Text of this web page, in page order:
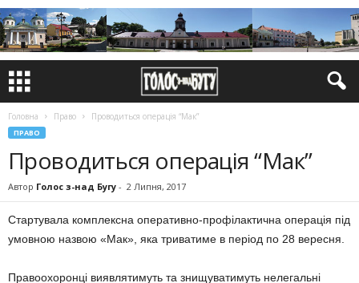
Головна Право Проводиться операція “Мак”
ПРАВО
Проводиться операція “Мак”
Автор Голос з-над Бугу - 2 Липня, 2017
Стартувала комплексна оперативно-профілактична операція під
умовною назвою «Мак», яка триватиме в період по 28 вересня.
Правоохоронці виявлятимуть та знищуватимуть нелегальні